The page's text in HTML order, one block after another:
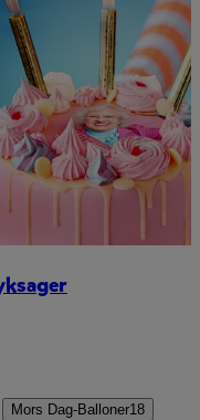
Mors Dag-Balloner18